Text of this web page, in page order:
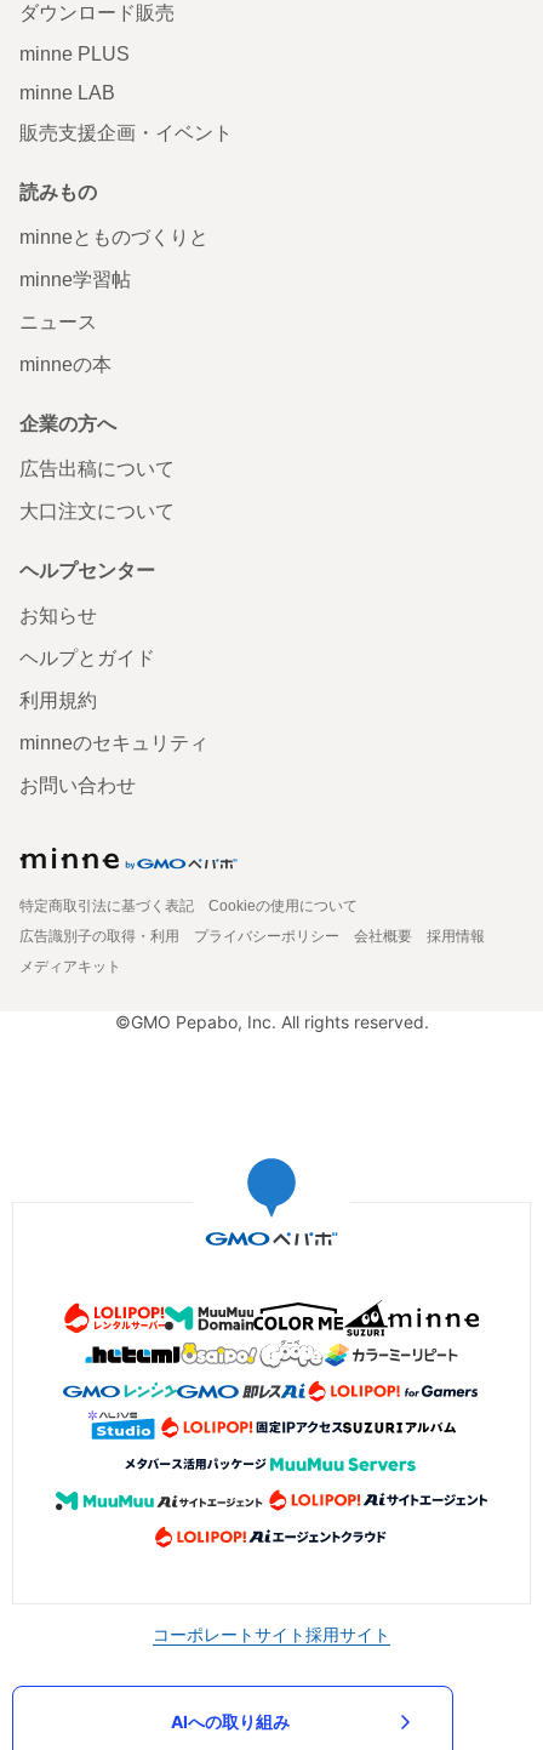
ダウンロード販売
minne PLUS
minne LAB
販売支援企画・イベント
読みもの
minneとものづくりと
minne学習帖
ニュース
minneの本
企業の方へ
広告出稿について
大口注文について
ヘルプセンター
お知らせ
ヘルプとガイド
利用規約
minneのセキュリティ
お問い合わせ
特定商取引法に基づく表記
Cookieの使用について
広告識別子の取得・利用
プライバシーポリシー 会社概要
採用情報
メディアキット
©GMO Pepabo, Inc. All rights reserved.
コーポレートサイト採用サイト
AIへの取り組み